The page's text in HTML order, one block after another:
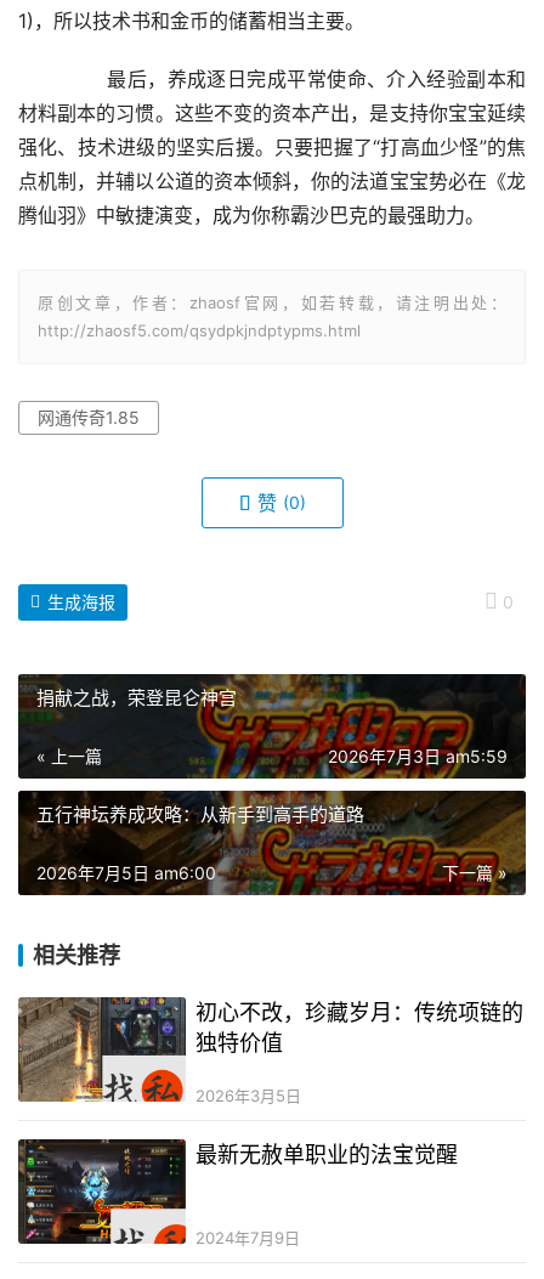
1)，所以技术书和金币的储蓄相当主要。
材料副本的习惯。这些不变的资本产出，是支持你宝宝延续
强化、技术进级的坚实后援。只要把握了“打高血少怪”的焦
点机制，并辅以公道的资本倾斜，你的法道宝宝势必在《龙
腾仙羽》中敏捷演变，成为你称霸沙巴克的最强助力。
原创文章，作者：zhaosf官网，如若转载，请注明出处：
http://zhaosf5.com/qsydpkjndptypms.html
网通传奇1.85
赞 (0)
0
生成海报
捐献之战，荣登昆仑神宫
« 上一篇 2026年7月3日 am5:59
五行神坛养成攻略：从新手到高手的道路
下一篇 »
2026年7月5日 am6:00
相关推荐
初心不改，珍藏岁月：传统项链的
独特价值
2026年3月5日
最新无赦单职业的法宝觉醒
2024年7月9日